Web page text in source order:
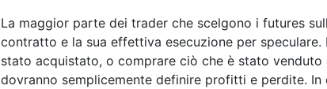
La maggior parte dei trader che scelgono i futures
contratto e la sua effettiva esecuzione per
stato acquistato, o comprare ciò che è stato venduto
dovranno semplicemente definire profitti e perdite.